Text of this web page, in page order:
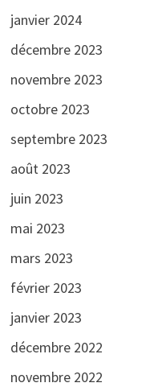
janvier 2024
décembre 2023
novembre 2023
octobre 2023
septembre 2023
août 2023
juin 2023
mai 2023
mars 2023
février 2023
janvier 2023
décembre 2022
novembre 2022